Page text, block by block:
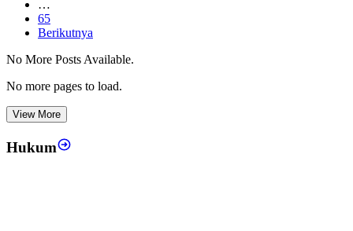
…
65
Berikutnya
No More Posts Available.
No more pages to load.
View More
Hukum